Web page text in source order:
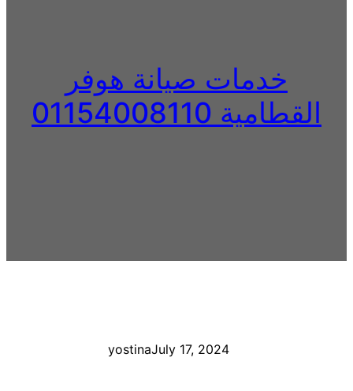
خدمات صيانة هوفر
القطامية 01154008110
yostinaJuly 17, 2024